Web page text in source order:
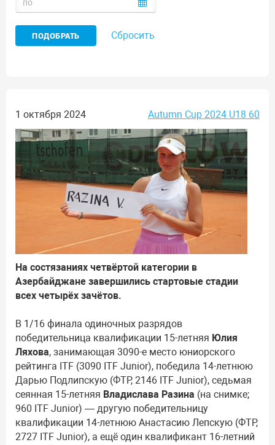
Сбросить
1 октября 2024 Autumn Cup 2024 U18 60
На состязаниях четвёртой категории в
Азербайджане завершились стартовые стадии
всех четырёх зачётов.
В 1/16 финала одиночных разрядов
победительница квалификации 15-летняя Юлия
Ляхова, занимающая 3090-е место юниорского
рейтинга ITF (3090 ITF Junior), победила 14-летнюю
Дарью Подлипскую (ФТР, 2146 ITF Junior), седьмая
сеянная 15-летняя Владислава Разина (на снимке;
960 ITF Junior) — другую победительницу
квалификации 14-летнюю Анастасию Лепскую (ФТР,
2727 ITF Junior), а ещё один квалификант 16-летний